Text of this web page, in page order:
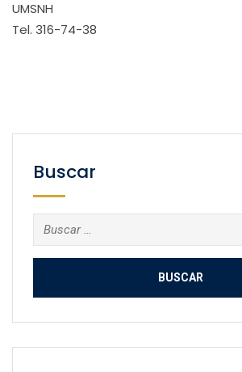
UMSNH
Tel. 316-74-38
Buscar
Buscar: